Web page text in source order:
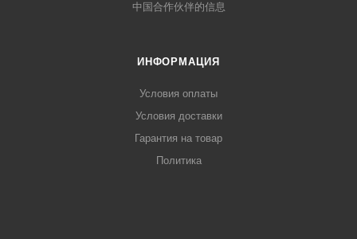
中国合作伙伴的信息
ИНФОРМАЦИЯ
Условия оплаты
Условия доставки
Гарантия на товар
Политика